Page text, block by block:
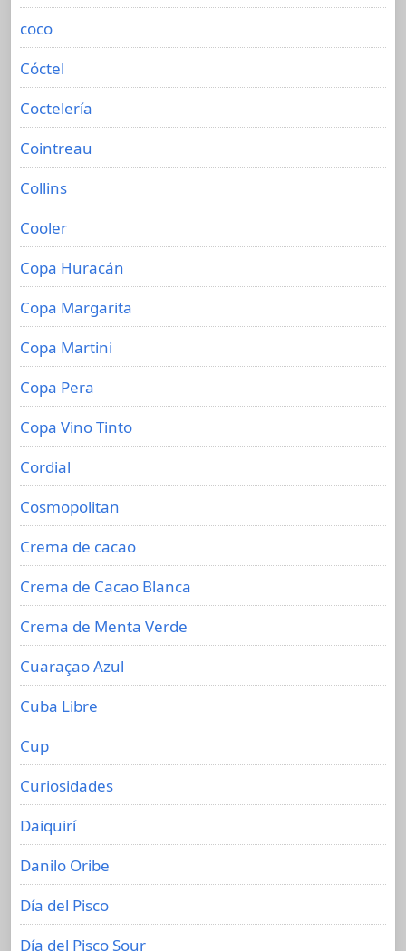
coco
Cóctel
Coctelería
Cointreau
Collins
Cooler
Copa Huracán
Copa Margarita
Copa Martini
Copa Pera
Copa Vino Tinto
Cordial
Cosmopolitan
Crema de cacao
Crema de Cacao Blanca
Crema de Menta Verde
Cuaraçao Azul
Cuba Libre
Cup
Curiosidades
Daiquirí
Danilo Oribe
Día del Pisco
Día del Pisco Sour